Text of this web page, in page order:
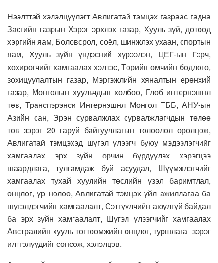
Нээлттэй хэлэлцүүлэгт Авлигатай тэмцэх газраас гадна
Засгийн газрын Хэрэг эрхлэх газар, Хууль зүй, дотоод
хэргийн яам, Боловсрол, соёл, шинжлэх ухаан, спортын
яам, Хууль зүйн үндэсний хүрээлэн, ЦЕГ-ын Гэрч,
хохирогчийг хамгаалах хэлтэс, Төрийн өмчийн бодлого,
зохицуулалтын газар, Мэргэжлийн хяналтын ерөнхий
газар, Монголын хуульчдын холбоо, Глоб интернэшнл
төв, Транспэрэнси Интернэшнл Монгол ТББ, АНУ-ын
Азийн сан, Эрэн сурвалжлах сурвалжлагчдын төлөө
төв зэрэг 20 гаруй байгууллагын төлөөлөл оролцож,
Авлигатай тэмцэхэд шүгэл үлээгч буюу мэдээлэгчийг
хамгаалах эрх зүйн орчин бүрдүүлэх хэрэгцээ
шаардлага, тулгамдаж буй асуудал, Шүүмжлэгчийг
хамгаалах тухай хуулийн төслийн үзэл баримтлал,
онцлог, үр нөлөө, Авлигатай тэмцэх үйл ажиллагаа ба
шүгэлдэгчийн хамгаалалт, Сэтгүүлчийн аюулгүй байдал
ба эрх зүйн хамгаалалт, Шүгэл үлээгчийг хамгаалах
Австралийн хууль тогтоомжийн онцлог, туршлага зэрэг
илтгэлүүдийг сонсож, хэлэлцэв.